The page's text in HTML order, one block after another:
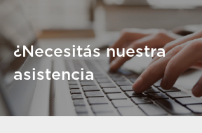
¿Necesitás nuestra
asistencia